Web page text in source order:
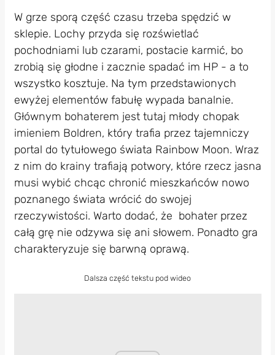
W grze sporą część czasu trzeba spędzić w
sklepie. Lochy przyda się rozświetlać
pochodniami lub czarami, postacie karmić, bo
zrobią się głodne i zacznie spadać im HP - a to
wszystko kosztuje. Na tym przedstawionych
ewyżej elementów fabułę wypada banalnie.
Głównym bohaterem jest tutaj młody chopak
imieniem Boldren, który trafia przez tajemniczy
portal do tytułowego świata Rainbow Moon. Wraz
z nim do krainy trafiają potwory, które rzecz jasna
musi wybić chcąc chronić mieszkańców nowo
poznanego świata wrócić do swojej
rzeczywistości. Warto dodać, że bohater przez
całą grę nie odzywa się ani słowem. Ponadto gra
charakteryzuje się barwną oprawą.
Dalsza część tekstu pod wideo